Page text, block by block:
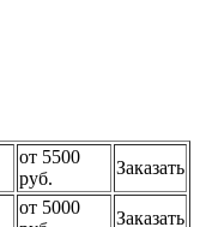
от 5500
руб.
Заказать
от 5000
Заказать